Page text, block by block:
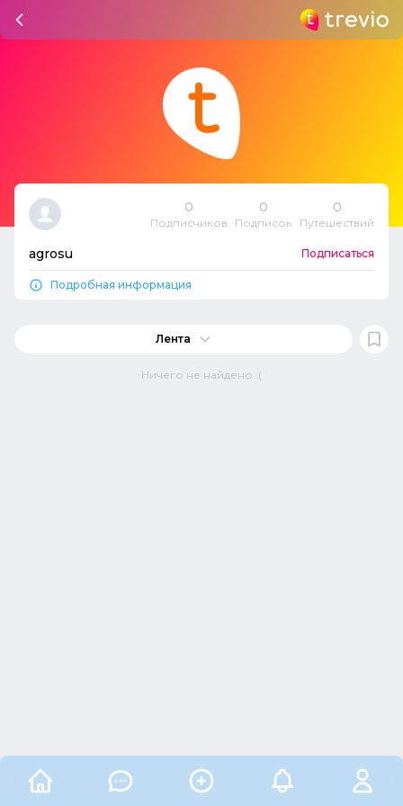
0
Подписчиков
0
Подписок
0
Путешествий
agrosu Подписаться
Подробная информация
Лента
Ничего не найдено :(